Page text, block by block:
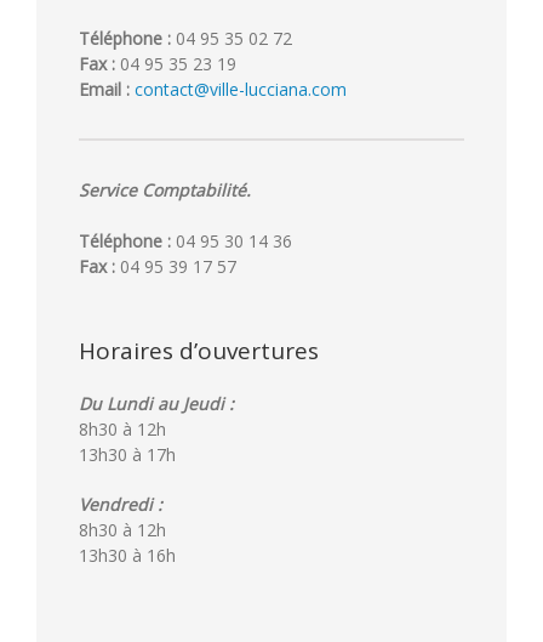
Téléphone : 04 95 35 02 72
Fax : 04 95 35 23 19
Email : contact@ville-lucciana.com
Service Comptabilité.
Téléphone : 04 95 30 14 36
Fax : 04 95 39 17 57
Horaires d’ouvertures
Du Lundi au Jeudi :
8h30 à 12h
13h30 à 17h
Vendredi :
8h30 à 12h
13h30 à 16h